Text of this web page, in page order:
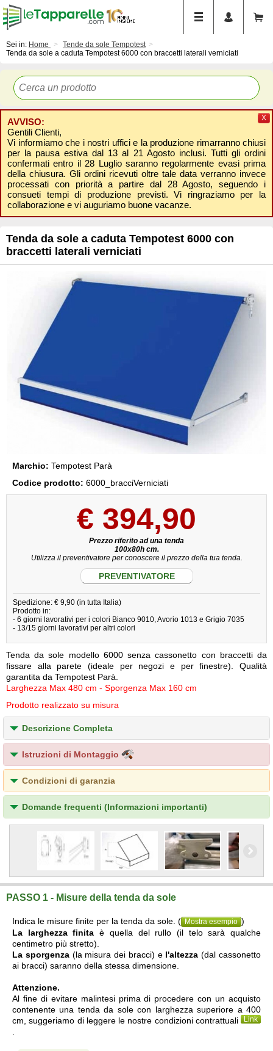
Sei in: Home
Tende da sole Tempotest
Tenda da sole a caduta Tempotest 6000 con braccetti laterali verniciati
AVVISO:
Gentili Clienti,
Vi informiamo che i nostri uffici e la produzione rimarranno chiusi
per la pausa estiva dal 13 al 21 Agosto inclusi. Tutti gli ordini
confermati entro il 28 Luglio saranno regolarmente evasi prima
della chiusura. Gli ordini ricevuti oltre tale data verranno invece
processati con priorità a partire dal 28 Agosto, seguendo i
consueti tempi di produzione previsti. Vi ringraziamo per la
collaborazione e vi auguriamo buone vacanze.
X
Tenda da sole a caduta Tempotest 6000 con
braccetti laterali verniciati
Marchio: Tempotest Parà
Codice prodotto: 6000_bracciVerniciati
€ 394,90
Prezzo riferito ad una tenda
100x80h cm.
Utilizza il preventivatore per conoscere il prezzo della tua tenda.
PREVENTIVATORE
Spedizione: € 9,90 (in tutta Italia)
Prodotto in:
- 6 giorni lavorativi per i colori Bianco 9010, Avorio 1013 e Grigio 7035
- 13/15 giorni lavorativi per altri colori
Tenda da sole modello 6000 senza cassonetto con braccetti da
fissare alla parete (ideale per negozi e per finestre). Qualità
garantita da Tempotest Parà.
Larghezza Max 480 cm - Sporgenza Max 160 cm
Prodotto realizzato su misura
Descrizione Completa
Istruzioni di Montaggio
Condizioni di garanzia
Domande frequenti (Informazioni importanti)
PASSO 1 - Misure della tenda da sole
Indica le misure finite per la tenda da sole. ( Mostra esempio )
La larghezza finita è quella del rullo (il telo sarà qualche
centimetro più stretto).
La sporgenza(la misura dei bracci) e l'altezza (dal cassonetto
ai bracci) saranno della stessa dimensione.
Attenzione.
Al fine di evitare malintesi prima di procedere con un acquisto
contenente una tenda da sole con larghezza superiore a 400
cm, suggeriamo di leggere le nostre condizioni contrattuali
Link